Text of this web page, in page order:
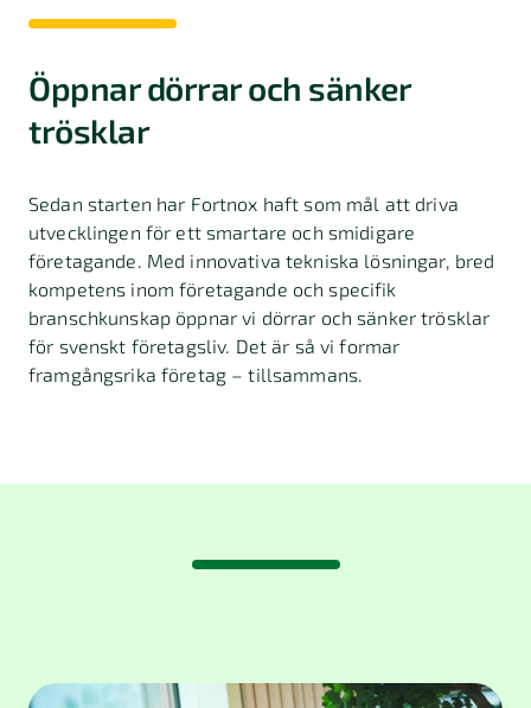
Öppnar dörrar och sänker
trösklar
Sedan starten har Fortnox haft som mål att driva
utvecklingen för ett smartare och smidigare
företagande. Med innovativa tekniska lösningar, bred
kompetens inom företagande och specifik
branschkunskap öppnar vi dörrar och sänker trösklar
för svenskt företagsliv. Det är så vi formar
framgångsrika företag – tillsammans.